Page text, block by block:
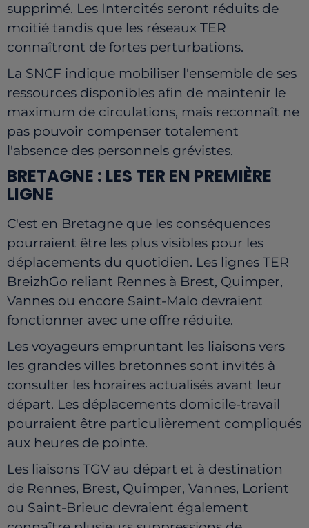
supprimé. Les Intercités seront réduits de
moitié tandis que les réseaux TER
connaîtront de fortes perturbations.
La SNCF indique mobiliser l'ensemble de ses
ressources disponibles afin de maintenir le
maximum de circulations, mais reconnaît ne
pas pouvoir compenser totalement
l'absence des personnels grévistes.
BRETAGNE : LES TER EN PREMIÈRE
LIGNE
C'est en Bretagne que les conséquences
pourraient être les plus visibles pour les
déplacements du quotidien. Les lignes TER
BreizhGo reliant Rennes à Brest, Quimper,
Vannes ou encore Saint-Malo devraient
fonctionner avec une offre réduite.
Les voyageurs empruntant les liaisons vers
les grandes villes bretonnes sont invités à
consulter les horaires actualisés avant leur
départ. Les déplacements domicile-travail
pourraient être particulièrement compliqués
aux heures de pointe.
Les liaisons TGV au départ et à destination
de Rennes, Brest, Quimper, Vannes, Lorient
ou Saint-Brieuc devraient également